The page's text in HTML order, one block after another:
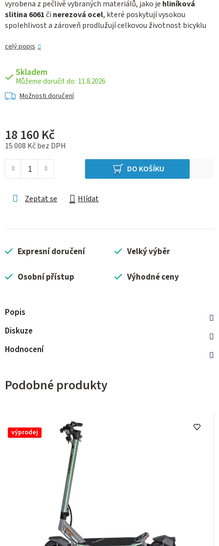
vyrobena z pečlivě vybraných materiálů, jako je hliníková
slitina 6061či nerezová ocel, které poskytují vysokou
spolehlivost a zároveň prodlužují celkovou životnost bicyklu
celý popis
Skladem
11.8.2026
Možnosti doručení
18 160 Kč
15 008 Kč bez DPH
DO KOŠÍKU
Zeptat se Hlídat
Expresní doručení Velký výběr
Osobní přístup Výhodné ceny
Popis
Diskuze
Hodnocení
Podobné produkty
výprodej